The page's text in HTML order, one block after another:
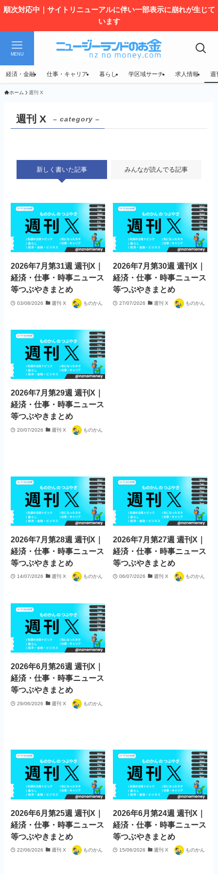
順次対応中｜サイトリニューアルに伴い一部表示に崩れが生じて
います
MENU
経済・金融 仕事・キャリア 暮らし 学区域サーチ 求人情報 週
ホーム 週刊 X
週刊 X – category –
新しく書いた記事 みんなが読んでる記事
2026年7月第31週 週刊X｜
経済・仕事・時事ニュース
等つぶやきまとめ
03/08/2026 週刊 X ものかん
2026年7月第30週 週刊X｜
経済・仕事・時事ニュース
等つぶやきまとめ
27/07/2026 週刊 X ものかん
2026年7月第29週 週刊X｜
経済・仕事・時事ニュース
等つぶやきまとめ
20/07/2026 週刊 X ものかん
2026年7月第28週 週刊X｜
経済・仕事・時事ニュース
2026年6月第26週 週刊X｜
経済・仕事・時事ニュース
等つぶやきまとめ